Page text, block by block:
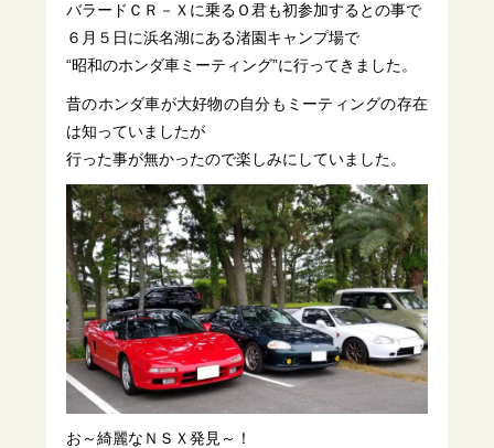
バラードＣＲ－Ｘに乗るＯ君も初参加するとの事で
６月５日に浜名湖にある渚園キャンプ場で
“昭和のホンダ車ミーティング”に行ってきました。
昔のホンダ車が大好物の自分もミーティングの存在
は知っていましたが
行った事が無かったので楽しみにしていました。
お～綺麗なＮＳＸ発見～！